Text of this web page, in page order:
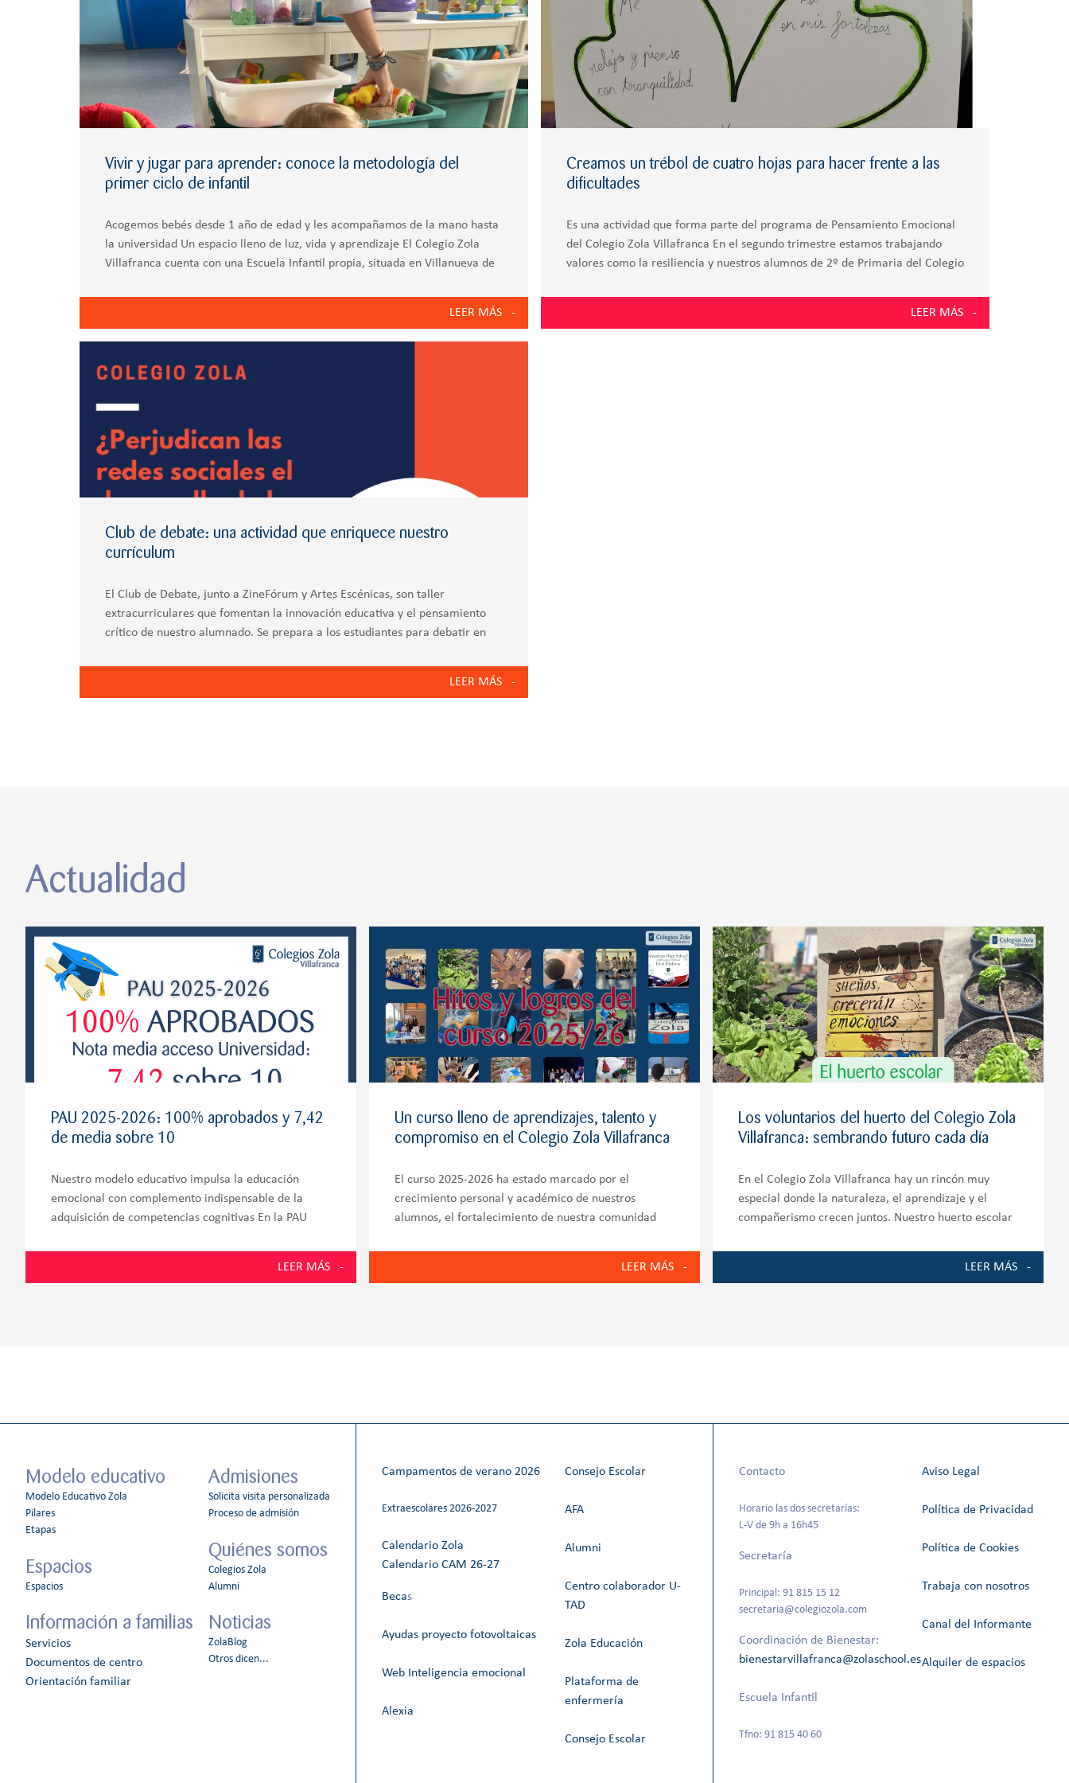
Vivir y jugar para aprender: conoce la metodología del
primer ciclo de infantil
Acogemos bebés desde 1 año de edad y les acompañamos de la mano hasta
la universidad Un espacio lleno de luz, vida y aprendizaje El Colegio Zola
Villafranca cuenta con una Escuela Infantil propia, situada en Villanueva de
LEER MÁS
Creamos un trébol de cuatro hojas para hacer frente a las
dificultades
Es una actividad que forma parte del programa de Pensamiento Emocional
del Colegio Zola Villafranca En el segundo trimestre estamos trabajando
valores como la resiliencia y nuestros alumnos de 2º de Primaria del Colegio
LEER MÁS
Club de debate: una actividad que enriquece nuestro
currículum
El Club de Debate, junto a ZineFórum y Artes Escénicas, son taller
extracurriculares que fomentan la innovación educativa y el pensamiento
crítico de nuestro alumnado. Se prepara a los estudiantes para debatir en
LEER MÁS
Actualidad
PAU 2025-2026: 100% aprobados y 7,42
de media sobre 10
Nuestro modelo educativo impulsa la educación
emocional con complemento indispensable de la
adquisición de competencias cognitivas En la PAU
LEER MÁS
Un curso lleno de aprendizajes, talento y
compromiso en el Colegio Zola Villafranca
El curso 2025-2026 ha estado marcado por el
crecimiento personal y académico de nuestros
alumnos, el fortalecimiento de nuestra comunidad
LEER MÁS
Los voluntarios del huerto del Colegio Zola
Villafranca: sembrando futuro cada día
En el Colegio Zola Villafranca hay un rincón muy
especial donde la naturaleza, el aprendizaje y el
compañerismo crecen juntos. Nuestro huerto escolar
LEER MÁS
Modelo educativo
Modelo Educativo Zola
Pilares
Etapas
Espacios
Espacios
Información a familias
Servicios
Documentos de centro
Orientación familiar
Admisiones
Solicita visita personalizada
Proceso de admisión
Quiénes somos
Colegios Zola
Alumni
Noticias
ZolaBlog
Otros dicen...
Campamentos de verano 2026
Extraescolares 2026-2027
Calendario Zola
Calendario CAM 26-27
Becas
Ayudas proyecto fotovoltaicas
Web Inteligencia emocional
Alexia
Consejo Escolar
AFA
Alumni
Centro colaborador U-
TAD
Zola Educación
Plataforma de
enfermería
Consejo Escolar
Contacto
Horario las dos secretarías:
L-V de 9h a 16h45
Secretaría
Principal: 91 815 15 12
secretaria@colegiozola.com
Coordinación de Bienestar:
bienestarvillafranca@zolaschool.es
Escuela Infantil
Tfno: 91 815 40 60
Aviso Legal
Política de Privacidad
Política de Cookies
Trabaja con nosotros
Canal del Informante
Alquiler de espacios